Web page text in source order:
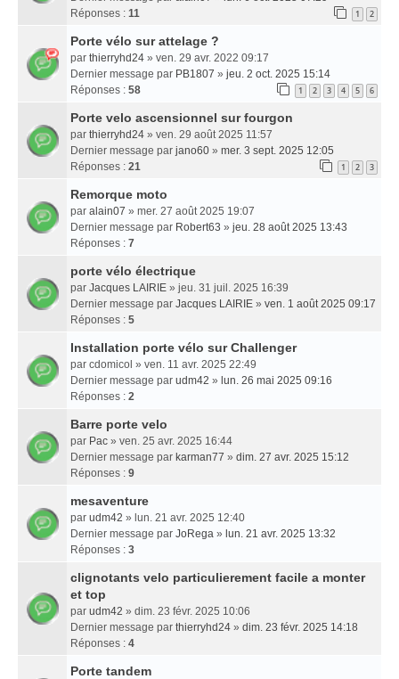
Réponses : 11 1 2
Porte vélo sur attelage ?
par thierryhd24 » ven. 29 avr. 2022 09:17
Dernier message par PB1807 » jeu. 2 oct. 2025 15:14
Réponses : 58 1 2 3 4 5 6
Porte velo ascensionnel sur fourgon
par thierryhd24 » ven. 29 août 2025 11:57
Dernier message par jano60 » mer. 3 sept. 2025 12:05
Réponses : 21 1 2 3
Remorque moto
par alain07 » mer. 27 août 2025 19:07
Dernier message par Robert63 » jeu. 28 août 2025 13:43
Réponses : 7
porte vélo électrique
par Jacques LAIRIE » jeu. 31 juil. 2025 16:39
Dernier message par Jacques LAIRIE » ven. 1 août 2025 09:17
Réponses : 5
Installation porte vélo sur Challenger
par cdomicol » ven. 11 avr. 2025 22:49
Dernier message par udm42 » lun. 26 mai 2025 09:16
Réponses : 2
Barre porte velo
par Pac » ven. 25 avr. 2025 16:44
Dernier message par karman77 » dim. 27 avr. 2025 15:12
Réponses : 9
mesaventure
par udm42 » lun. 21 avr. 2025 12:40
Dernier message par JoRega » lun. 21 avr. 2025 13:32
Réponses : 3
clignotants velo particulierement facile a monter
et top
par udm42 » dim. 23 févr. 2025 10:06
Dernier message par thierryhd24 » dim. 23 févr. 2025 14:18
Réponses : 4
Porte tandem